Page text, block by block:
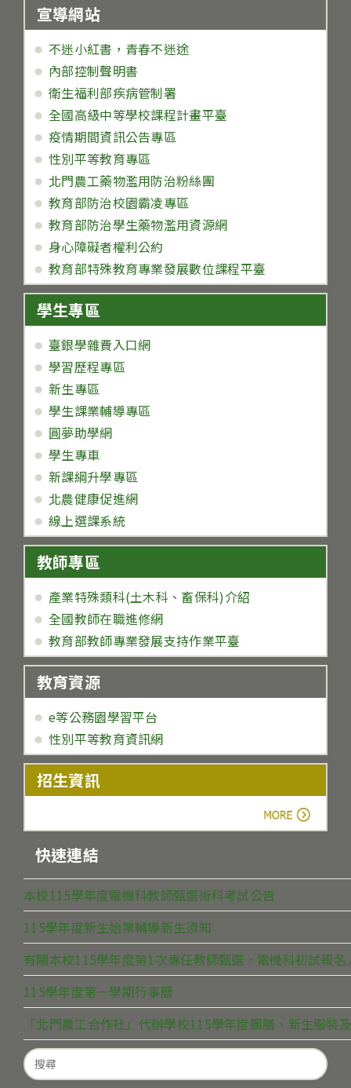
宣導網站
不迷小紅書，青春不迷途
內部控制聲明書
衛生福利部疾病管制署
全國高級中等學校課程計畫平臺
疫情期間資訊公告專區
性別平等教育專區
北門農工藥物濫用防治粉絲團
教育部防治校園霸凌專區
教育部防治學生藥物濫用資源網
身心障礙者權利公約
教育部特殊教育專業發展數位課程平臺
學生專區
臺銀學雜費入口網
學習歷程專區
新生專區
學生課業輔導專區
圓夢助學網
學生專車
新課綱升學專區
北農健康促進網
線上選課系統
教師專區
產業特殊類科(土木科、畜保科)介紹
全國教師在職進修網
教育部教師專業發展支持作業平臺
教育資源
e等公務園學習平台
性別平等教育資訊網
招生資訊
快速連結
本校115學年度電機科教師甄選術科考試公告
115學年度新生始業輔導新生須知
有關本校115學年度第1次專任教師甄選，電機科初試報
115學年度第一學期行事曆
「北門農工合作社」代辦學校115學年度團膳、新生服裝
Search
for: